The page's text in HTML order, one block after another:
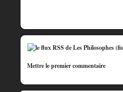
Mettre le premier commentaire